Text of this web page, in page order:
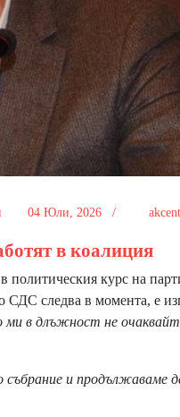
04 Юли, 2026 /
в коалиция
курс на
СДС следва в момента, е
ми в длъжност не
и продължаваме